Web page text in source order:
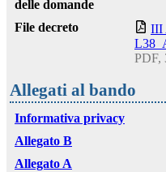
delle domande
File decreto
III
PDF,
Allegati al bando
Informativa privacy
Allegato B
Allegato A